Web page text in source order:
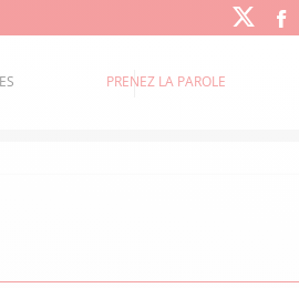
PRENEZ LA PAROLE